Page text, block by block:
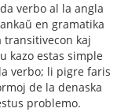
verbo al la angla
en gramatika
transitivecon kaj
kazo estas simple
verbo; li pigre faris
de la denaska
problemo.